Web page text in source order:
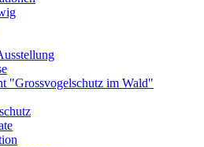
"Grossvogelschutz im Wald"